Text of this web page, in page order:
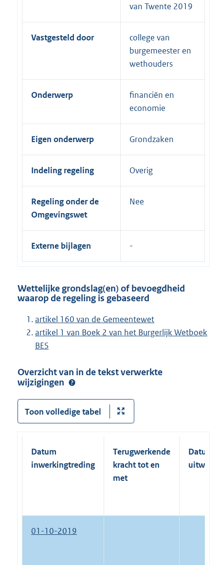
van Twente 2019
Vastgesteld door
college van
burgemeester en
wethouders
Onderwerp
financiën en
economie
Eigen onderwerp Grondzaken
Indeling regeling Overig
Regeling onder de
Omgevingswet
Nee
Externe bijlagen
Wettelijke grondslag(en) of bevoegdheid
waarop de regeling is gebaseerd
artikel 160 van de Gemeentewet
artikel 1 van Boek 2 van het Burgerlijk Wetboek
BES
Overzicht van in de tekst verwerkte
wijzigingen
Toon volledige tabel
Datum
inwerkingtreding
Terugwerkende
kracht tot en
met
Datum
01-10-2019